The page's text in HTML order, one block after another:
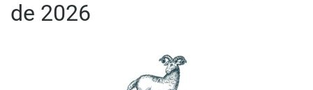
de 2026